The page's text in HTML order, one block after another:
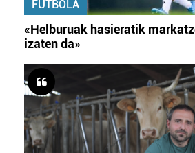
FUTBOLA
«Helburuak hasieratik
izaten da»